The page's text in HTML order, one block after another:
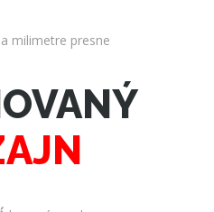
milimetre presne